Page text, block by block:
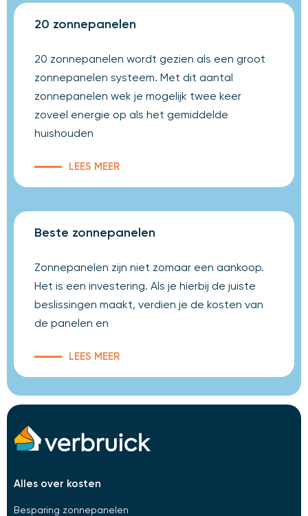
20 zonnepanelen
20 zonnepanelen wordt gezien als een groot
zonnepanelen systeem. Met dit aantal
zonnepanelen wek je mogelijk twee keer
zoveel energie op als het gemiddelde
huishouden
LEES MEER
Beste zonnepanelen
Zonnepanelen zijn niet zomaar een aankoop.
Het is een investering. Als je hierbij de juiste
beslissingen maakt, verdien je de kosten van
de panelen en
LEES MEER
alles over kosten​
Besparing zonnepanelen